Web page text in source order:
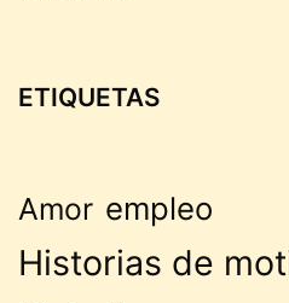
ETIQUETAS
Amor empleo
Historias de